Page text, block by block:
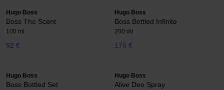
Hugo Boss
Boss The Scent
100 ml
92 €
Hugo Boss
Boss Bottled Infinite
200 ml
175 €
Hugo Boss
Boss Bottled Set
Hugo Boss
Alive Deo Spray